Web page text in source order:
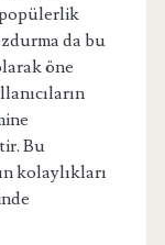
da bu
öne
Bu
kolaylıkları